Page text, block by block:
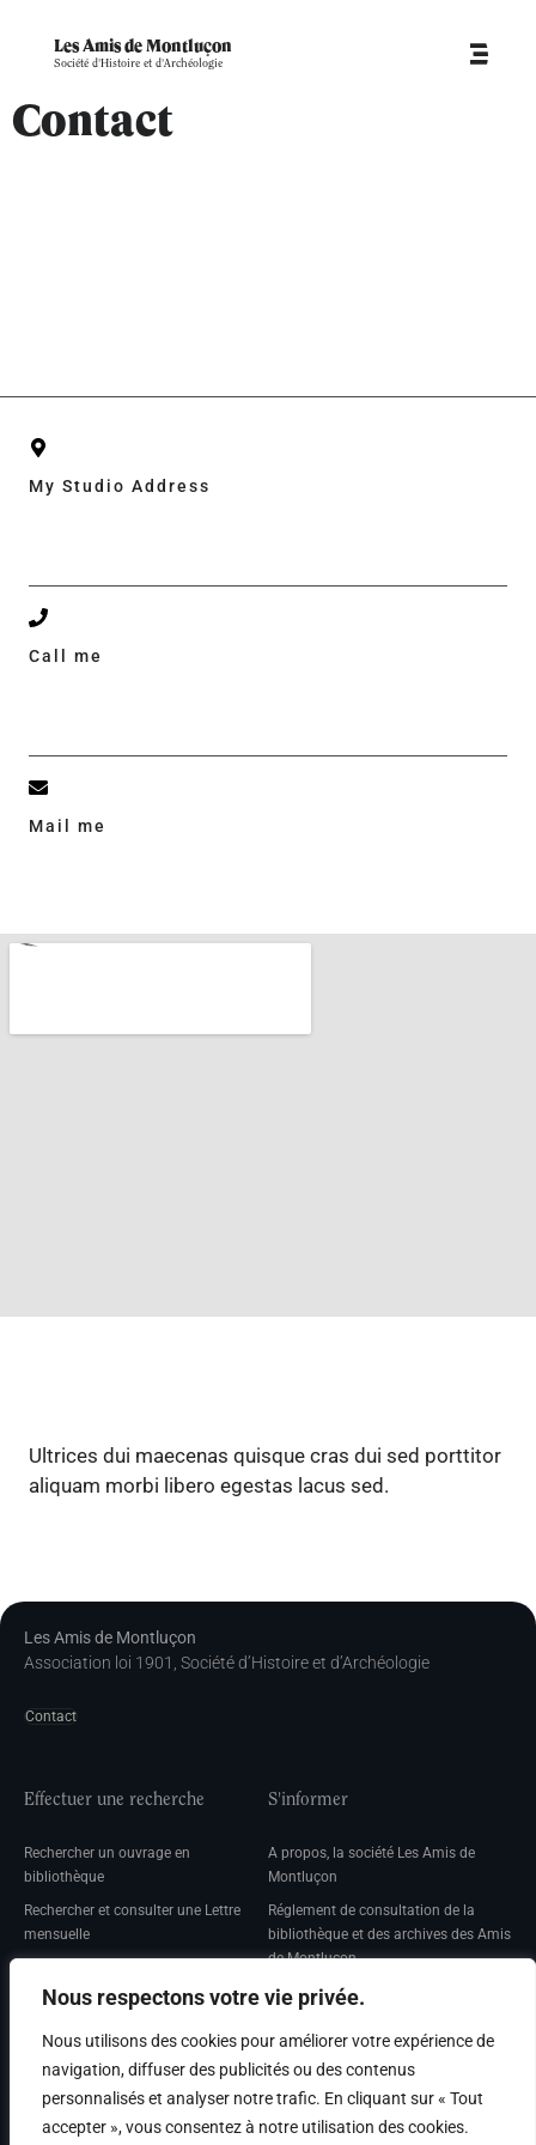
Nous respectons votre vie privée.
Nous utilisons des cookies pour améliorer votre expérience de
navigation, diffuser des publicités ou des contenus
personnalisés et analyser notre trafic. En cliquant sur « Tout
accepter », vous consentez à notre utilisation des cookies.
Les Amis de Montluçon
Société d'Histoire et d'Archéologie
Contact
My Studio Address
Call me
Mail me
Ultrices dui maecenas quisque cras dui sed porttitor
aliquam morbi libero egestas lacus sed.
Les Amis de Montluçon
Association loi 1901, Société d’Histoire et d’Archéologie
Contact
Effectuer une recherche
Rechercher un ouvrage en
bibliothèque
Rechercher et consulter une Lettre
mensuelle
S'informer
A propos, la société Les Amis de
Montluçon
Réglement de consultation de la
bibliothèque et des archives des Amis
de Montluçon
Mentions légales
Adhérer